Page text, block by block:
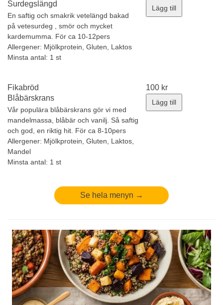
Surdegslängd
En saftig och smakrik vetelängd bakad
på vetesurdeg , smör och mycket
kardemumma. För ca 10-12pers
Allergener: Mjölkprotein, Gluten, Laktos
Minsta antal: 1 st
Lägg till
Fikabröd
Blåbärskrans
Vår populära blåbärskrans gör vi med
mandelmassa, blåbär och vanilj. Så saftig
och god, en riktig hit. För ca 8-10pers
Allergener: Mjölkprotein, Gluten, Laktos,
Mandel
Minsta antal: 1 st
100 kr
Lägg till
Se hela menyn →